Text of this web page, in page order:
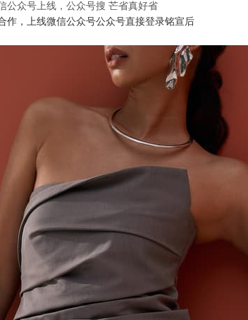
公众号上线，公众号搜 芒省真好省
作，上线微信公众号公众号直接登录铭宣后